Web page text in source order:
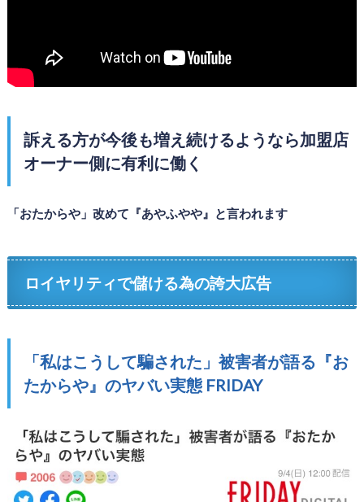
訴える方が今後も増え続けるようなら加盟店
オーナー側に有利に働く
「おたからや」改めて『あやふやや』と言われます
ロイヤリティで儲ける為の誇大広告
「私はこうして騙された」被害者が語る『お
たからや』のヤバい実態 FRIDAY